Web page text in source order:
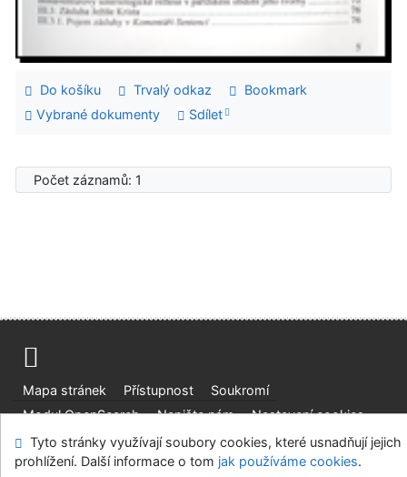
Do košíku Trvalý odkaz
Bookmark
Vybrané dokumenty
Sdílet
Počet záznamů: 1
Mapa stránek Přístupnost
Soukromí
Modul OpenSearch
Napište nám Nastavení cookies
Univerzitní knihovna - Univerzita Hradec Králové
Tyto stránky využívají soubory cookies, které usnadňují jejich
prohlížení. Další informace o tom jak používáme cookies.